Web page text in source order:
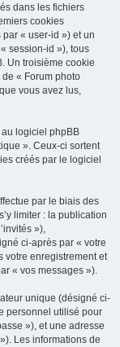
dans les fichiers
cookies
« user-id ») et un
session-id »), tous
Un troisième cookie
« Forum photo
vous avez lus,
logiciel phpBB
». Ceux-ci sortent
créés par le logiciel
par le biais des
limiter : la publication
»),
ci-après par « votre
votre enregistrement et
« vos messages »).
unique (désigné ci-
personnel utilisé pour
»), et une adresse
Les informations de